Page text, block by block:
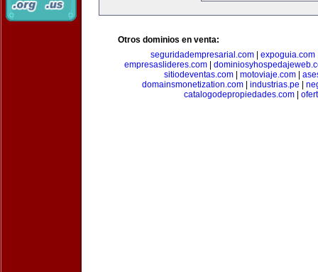
Otros dominios en venta:
seguridadempresarial.com
expoguia.com
empresaslideres.com|
sitiodeventas.com
motoviaje.com
domainsmonetization.com| industrias.pe
catalogodepropiedades.com